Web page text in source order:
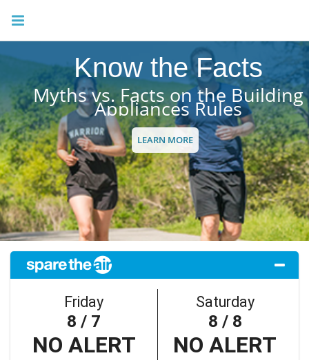
Know the Facts
Myths vs. Facts on the Building
Appliances Rules
LEARN MORE
Advancing Clean Air
2024 Annual Report
Friday
8 / 7
NO ALERT
Saturday
8 / 8
NO ALERT